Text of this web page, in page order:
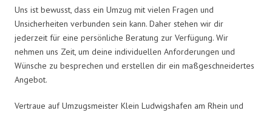
Uns ist bewusst, dass ein Umzug mit vielen Fragen und
Unsicherheiten verbunden sein kann. Daher stehen wir dir
jederzeit für eine persönliche Beratung zur Verfügung. Wir
nehmen uns Zeit, um deine individuellen Anforderungen und
Wünsche zu besprechen und erstellen dir ein maßgeschneidertes
Angebot.
Vertraue auf Umzugsmeister Klein Ludwigshafen am Rhein und